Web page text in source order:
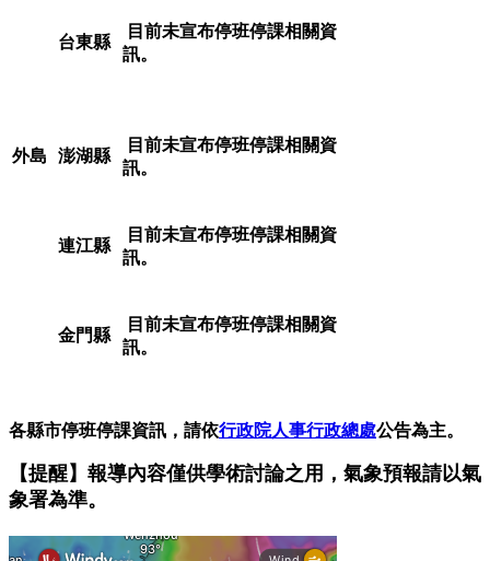
台東縣
目前未宣布停班停課相關資
訊。
外島 澎湖縣
目前未宣布停班停課相關資
訊。
連江縣
目前未宣布停班停課相關資
訊。
金門縣
目前未宣布停班停課相關資
訊。
各縣市停班停課資訊，請依行政院人事行政總處公告為主。
【提醒】報導內容僅供學術討論之用，氣象預報請以氣
象署為準。